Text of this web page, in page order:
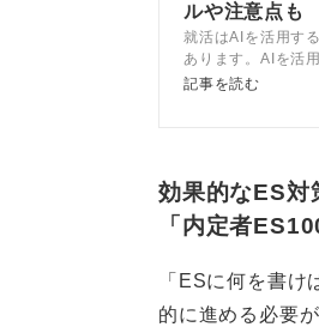
大切です。
ルや注意点も
就活はAIを活用す
あります。AIを活
て、キャリアコン
記事を読む
効果的なES対
「内定者
「ESに何を書
的に進める必要が